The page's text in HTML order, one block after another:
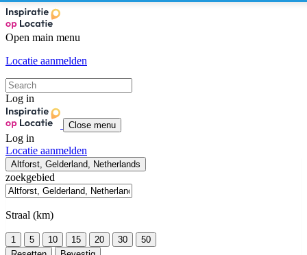
Open main menu
Locatie aanmelden
Log in
Close menu
Log in
Locatie aanmelden
Altforst, Gelderland, Netherlands
zoekgebied
Straal (km)
1 5 10 15 20 30
50